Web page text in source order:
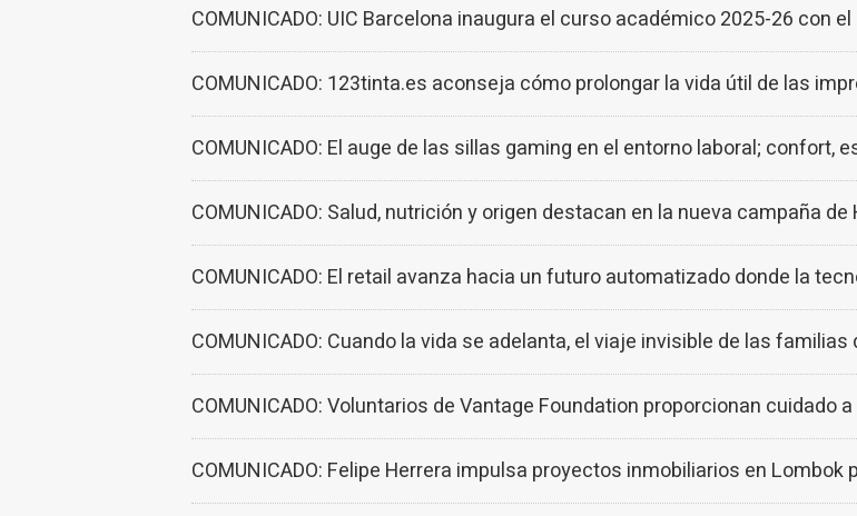
COMUNICADO: UIC Barcelona inaugura el curso académico 2025-26 con
COMUNICADO: 123tinta.es aconseja cómo prolongar la vida útil de las
COMUNICADO: El auge de las sillas gaming en el entorno laboral; confort,
COMUNICADO: Salud, nutrición y origen destacan en la nueva campaña
COMUNICADO: El retail avanza hacia un futuro automatizado donde la
COMUNICADO: Cuando la vida se adelanta, el viaje invisible de las
COMUNICADO: Voluntarios de Vantage Foundation proporcionan
COMUNICADO: Felipe Herrera impulsa proyectos inmobiliarios en